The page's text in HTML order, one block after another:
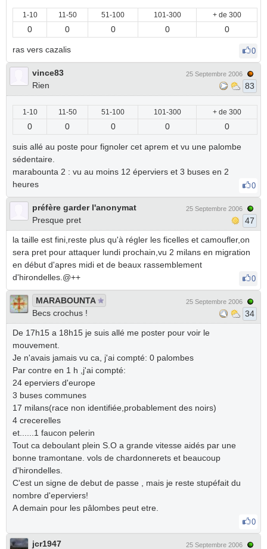
1-10 11-50 51-100 101-300 + de 300
0 0 0 0 0
ras vers cazalis 0
vince83
Rien
25 Septembre 2006
83
1-10 11-50 51-100 101-300 + de 300
0 0 0 0 0
suis allé au poste pour fignoler cet aprem et vu une palombe
sédentaire.
marabounta 2 : vu au moins 12 éperviers et 3 buses en 2
heures
0
préfère garder l'anonymat
Presque pret
25 Septembre 2006
47
la taille est fini,reste plus qu'à régler les ficelles et camoufler,on
sera pret pour attaquer lundi prochain,vu 2 milans en migration
en début d'apres midi et de beaux rassemblement
d'hirondelles.@++
0
MARABOUNTA
Becs crochus !
25 Septembre 2006
34
De 17h15 a 18h15 je suis allé me poster pour voir le
mouvement.
Je n'avais jamais vu ca, j'ai compté: 0 palombes
Par contre en 1 h ,j'ai compté:
24 eperviers d'europe
3 buses communes
17 milans(race non identifiée,probablement des noirs)
4 crecerelles
et......1 faucon pelerin
Tout ca deboulant plein S.O a grande vitesse aidés par une
bonne tramontane. vols de chardonnerets et beaucoup
d'hirondelles.
C'est un signe de debut de passe , mais je reste stupéfait du
nombre d'eperviers!
A demain pour les pâlombes peut etre.
0
jcr1947
25 Septembre 2006